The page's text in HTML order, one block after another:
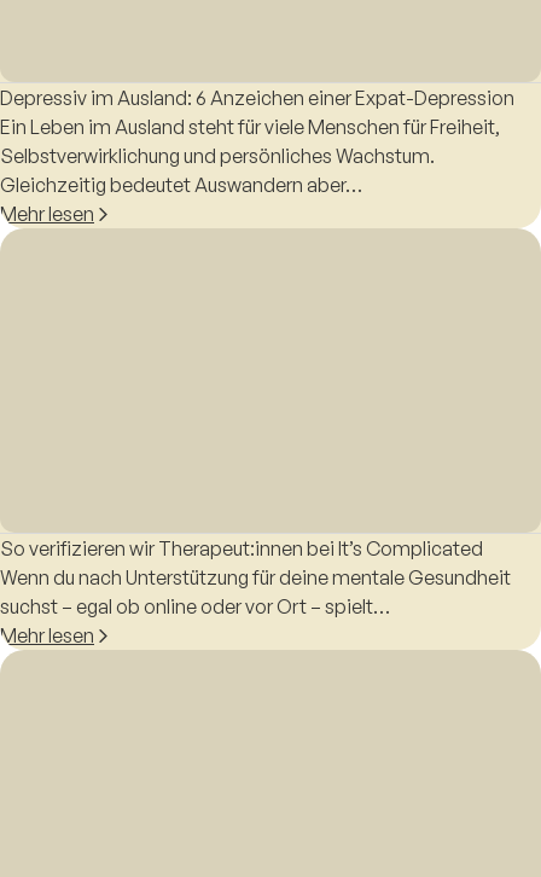
Depressiv im Ausland: 6 Anzeichen einer Expat-Depression
Ein Leben im Ausland steht für viele Menschen für Freiheit,
Selbstverwirklichung und persönliches Wachstum.
Gleichzeitig bedeutet Auswandern aber…
Mehr lesen
So verifizieren wir Therapeut:innen bei It’s Complicated
Wenn du nach Unterstützung für deine mentale Gesundheit
suchst – egal ob online oder vor Ort – spielt…
Mehr lesen